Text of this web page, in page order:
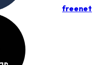
freenet